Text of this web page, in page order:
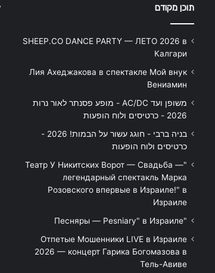
תוכן מקודם
SHEEP.CO DANCE PARTY — ЛЕТО 2026 в
Калгари
Лия Ахеджакова в спектакле Мой внук
Вениамин
משופן ועד AC/DC - מופע פסנתר לאור נרות
2026 - כרטיסים ולוח הופעות
בניה ברבי - חוגג עשור על הבמות! 2026 -
כרטיסים ולוח הופעות
"Театр У Никитских Ворот — Свадьба —
легендарный спектакль Марка
Розовского впервые в Израиле!" в
Израиле
"Песняры — Pesniary" в Израиле
Отпетые Мошенники LIVE в Израиле
2026 — концерт Гарика Богомазова в
Тель-Авиве